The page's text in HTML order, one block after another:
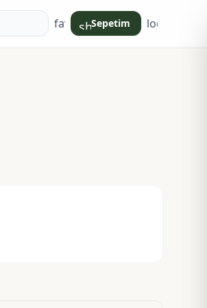
favoriteshopping_bag
Sepetim login